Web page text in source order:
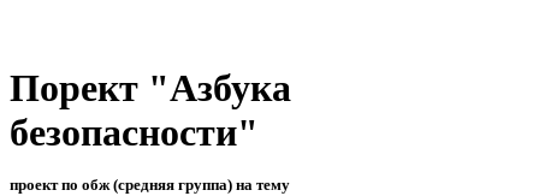
Порект "Азбука
безопасности"
проект по обж (средняя группа) на тему